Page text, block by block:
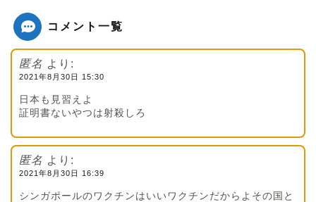
コメント一覧
匿名 より:
2021年8月30日 15:30
日本も見習えよ
証明書ないやつは射殺しろ
匿名 より:
2021年8月30日 16:39
シンガポールのワクチンはいいワクチンだからよその国と